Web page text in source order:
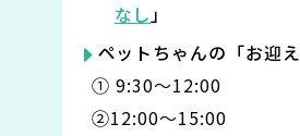
なし」
ペットちゃんの「お迎え
① 9:30〜12:00
②12:00〜15:00